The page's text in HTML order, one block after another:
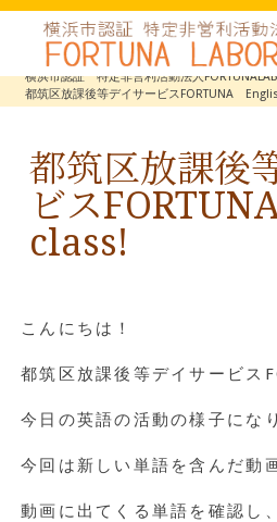
横浜市認証 特定非営利活動法人
都筑区放課後等デイサービスFORTUNA
都筑区放課後
ビス
class!
こんにちは！
都筑区放課後等デイサービス
今日の英語の活動の様子にな
今回は新しい単語を含んだ動
動画に出てくる単語を確認し